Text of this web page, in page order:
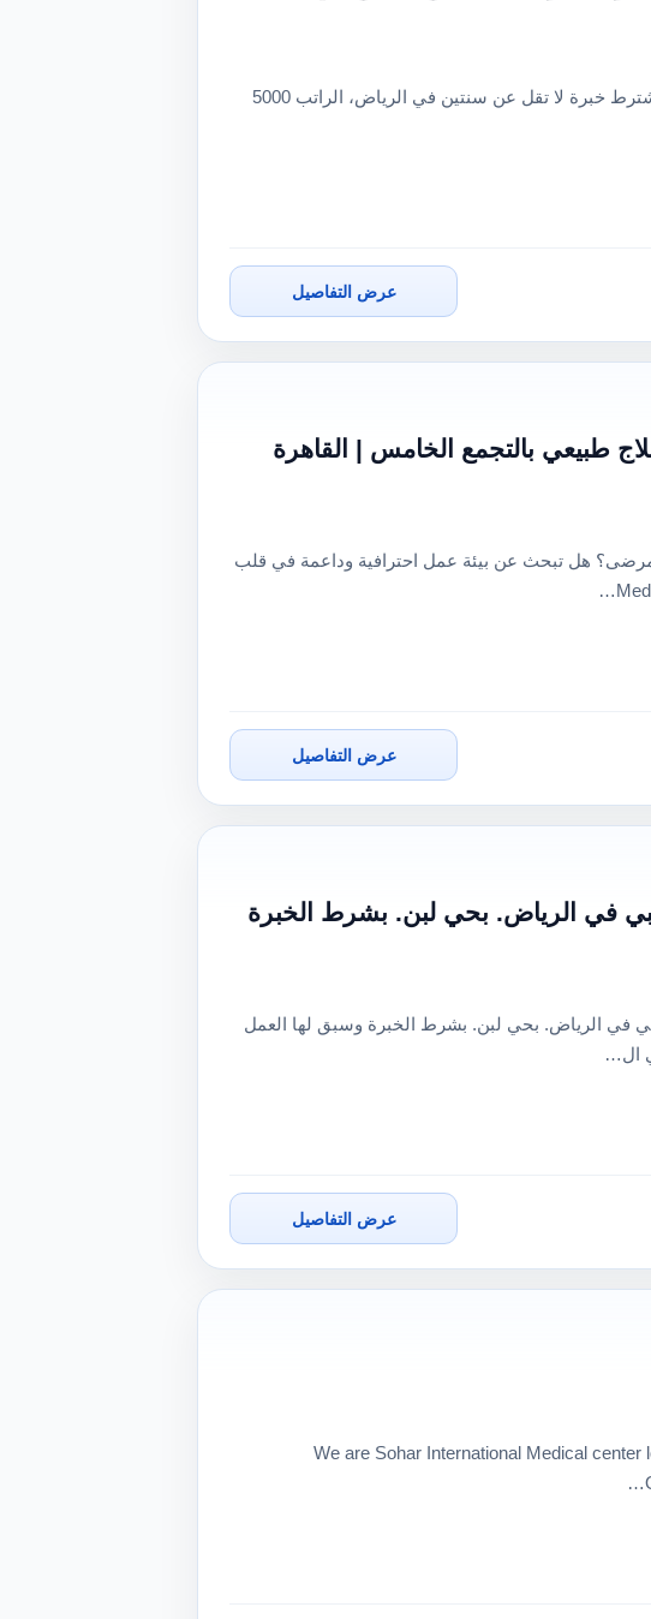
مجمع طبي عام حي إشبيلية بحاجة طبيب عام يشترط خبرة لا تقل عن سنتين في الرياض، الراتب 5000
عرض التفاصيل
طبيعي بالتجمع الخامس | القاهرة
هل تبحث عن بيئة عمل احترافية وداعمة في قلب
عرض التفاصيل
في الرياض. بحي لبن. بشرط الخبرة
في الرياض. بحي لبن. بشرط الخبرة وسبق لها العمل
ال…
عرض التفاصيل
We are Sohar International Medical